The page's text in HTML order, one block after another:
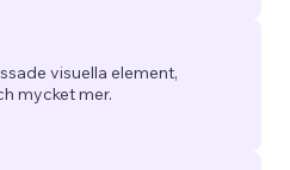
visuella element,
mycket mer.